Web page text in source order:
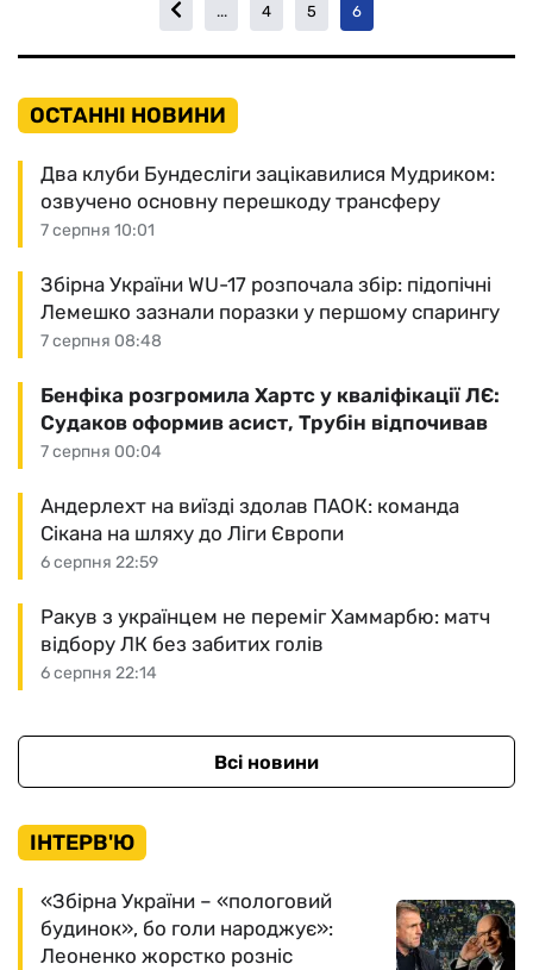
... 4 5 6
ОСТАННІ НОВИНИ
7 серпня 10:01
Два клуби Бундесліги зацікавилися Мудриком:
озвучено основну перешкоду трансферу
7 серпня 08:48
Збірна України WU-17 розпочала збір: підопічні
Лемешко зазнали поразки у першому спарингу
7 серпня 00:04
Бенфіка розгромила Хартс у кваліфікації ЛЄ:
Судаков оформив асист, Трубін відпочивав
6 серпня 22:59
Андерлехт на виїзді здолав ПАОК: команда
Сікана на шляху до Ліги Європи
6 серпня 22:14
Ракув з українцем не переміг Хаммарбю: матч
відбору ЛК без забитих голів
Всі новини
ІНТЕРВ'Ю
«Збірна України – «пологовий
будинок», бо голи народжує»:
Леоненко жорстко розніс